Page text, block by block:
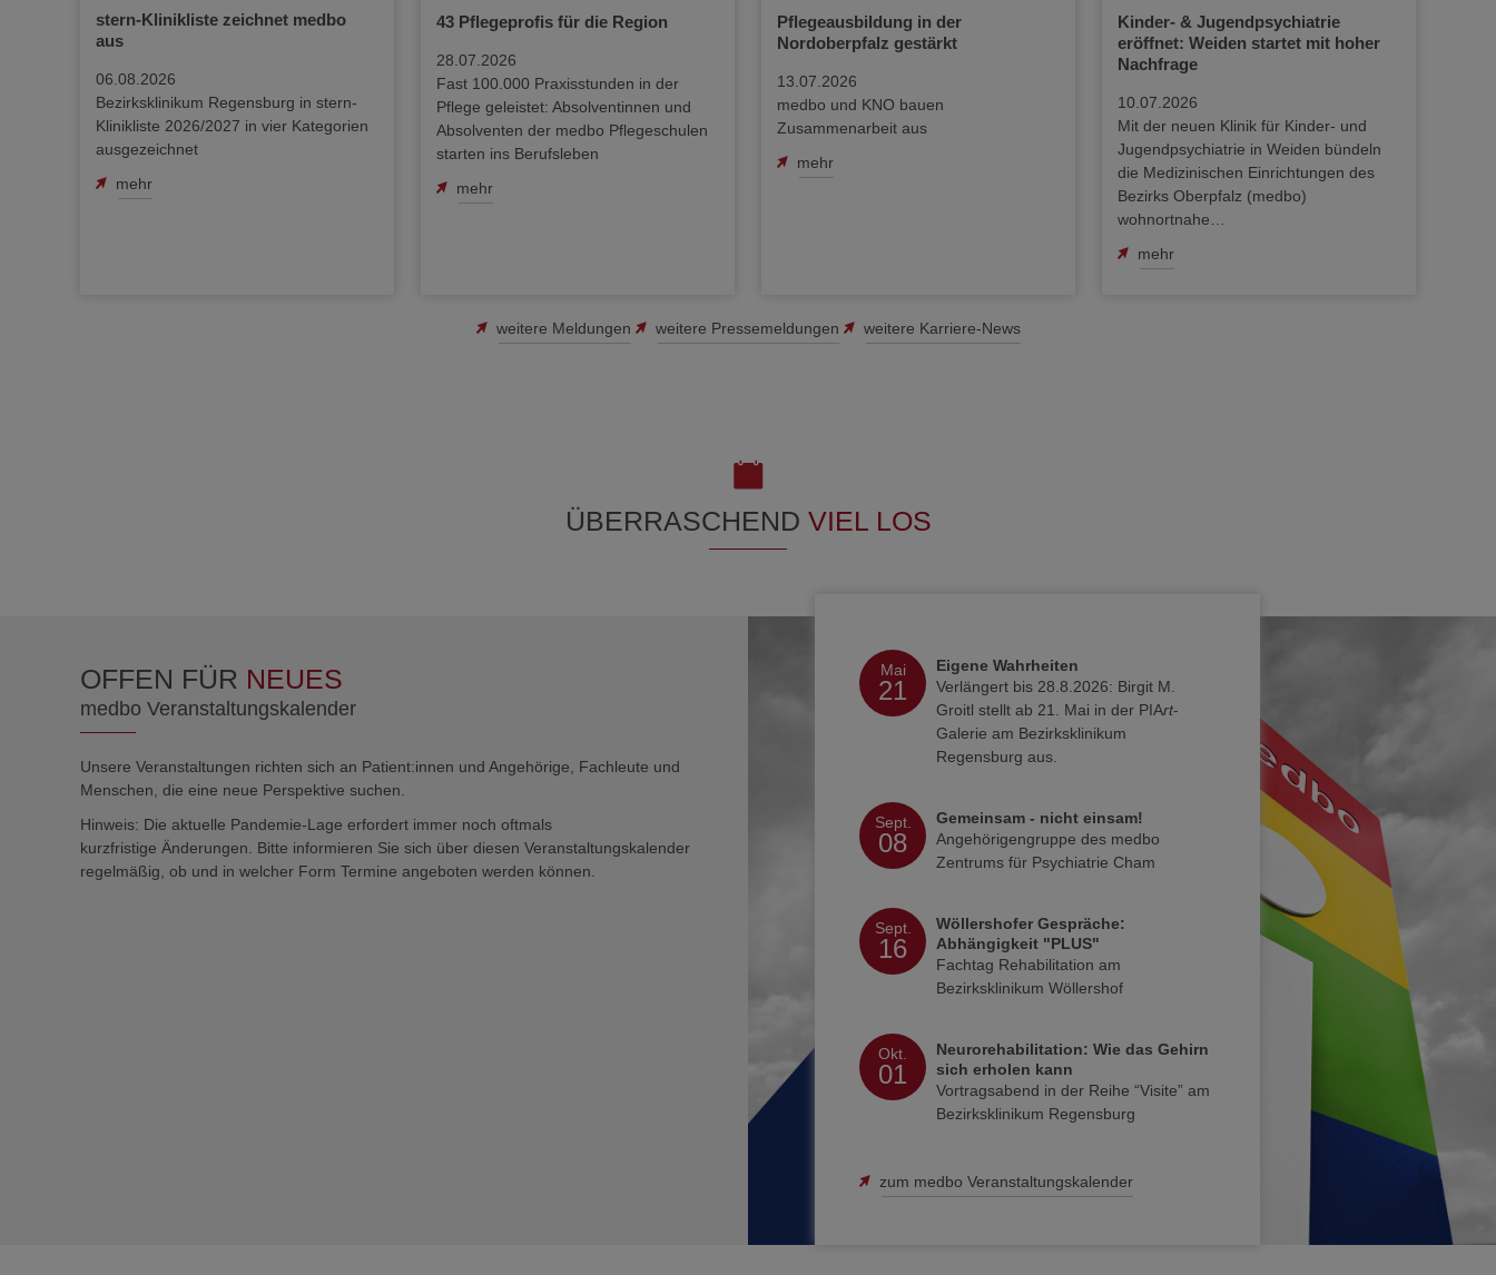
stern-Klinikliste zeichnet medbo
aus
06.08.2026
Bezirksklinikum Regensburg in stern-
Klinikliste 2026/2027 in vier Kategorien
ausgezeichnet
mehr
43 Pflegeprofis für die Region
28.07.2026
Fast 100.000 Praxisstunden in der
Pflege geleistet: Absolventinnen und
Absolventen der medbo Pflegeschulen
starten ins Berufsleben
mehr
Pflegeausbildung in der
Nordoberpfalz gestärkt
13.07.2026
medbo und KNO bauen
Zusammenarbeit aus
mehr
Kinder- & Jugendpsychiatrie
eröffnet: Weiden startet mit hoher
Nachfrage
10.07.2026
Mit der neuen Klinik für Kinder- und
Jugendpsychiatrie in Weiden bündeln
die Medizinischen Einrichtungen des
Bezirks Oberpfalz (medbo)
wohnortnahe…
mehr
weitere Meldungen weitere Pressemeldungen weitere Karriere-News
ÜBERRASCHEND VIEL LOS
OFFEN FÜR NEUES
medbo Veranstaltungskalender
Unsere Veranstaltungen richten sich an Patient:innen und Angehörige, Fachleute und
Menschen, die eine neue Perspektive suchen.
Hinweis: Die aktuelle Pandemie-Lage erfordert immer noch oftmals
kurzfristige Änderungen. Bitte informieren Sie sich über diesen Veranstaltungskalender
regelmäßig, ob und in welcher Form Termine angeboten werden können.
Mai
21
Eigene Wahrheiten
Verlängert bis 28.8.2026: Birgit M.
Groitl stellt ab 21. Mai in der PIArt-
Galerie am Bezirksklinikum
Regensburg aus.
Sept.
08
Gemeinsam - nicht einsam!
Angehörigengruppe des medbo
Zentrums für Psychiatrie Cham
Sept.
16
Wöllershofer Gespräche:
Abhängigkeit "PLUS"
Fachtag Rehabilitation am
Bezirksklinikum Wöllershof
Okt.
01
Neurorehabilitation: Wie das Gehirn
sich erholen kann
Vortragsabend in der Reihe “Visite” am
Bezirksklinikum Regensburg
zum medbo Veranstaltungskalender